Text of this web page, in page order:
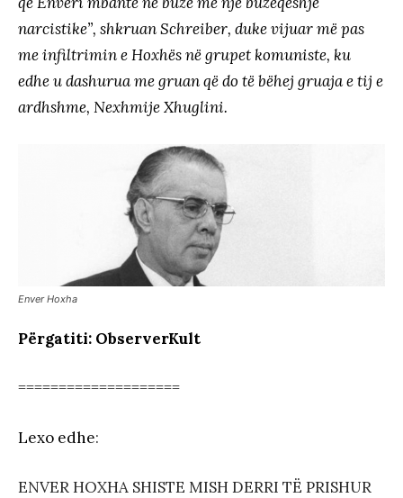
narcistike”, shkruan Schreiber, duke vijuar më pas
me infiltrimin e Hoxhës në grupet komuniste, ku
edhe u dashurua me gruan që do të bëhej gruaja e tij e
ardhshme, Nexhmije Xhuglini.
Enver Hoxha
Përgatiti: ObserverKult
====================
Lexo edhe:
ENVER HOXHA SHISTE MISH DERRI TË PRISHUR